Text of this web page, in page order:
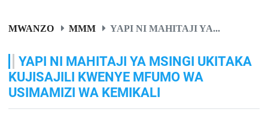
MWANZO MMM YAPI NI MAHITAJI YA...
YAPI NI MAHITAJI YA MSINGI UKITAKA
KUJISAJILI KWENYE MFUMO WA
USIMAMIZI WA KEMIKALI